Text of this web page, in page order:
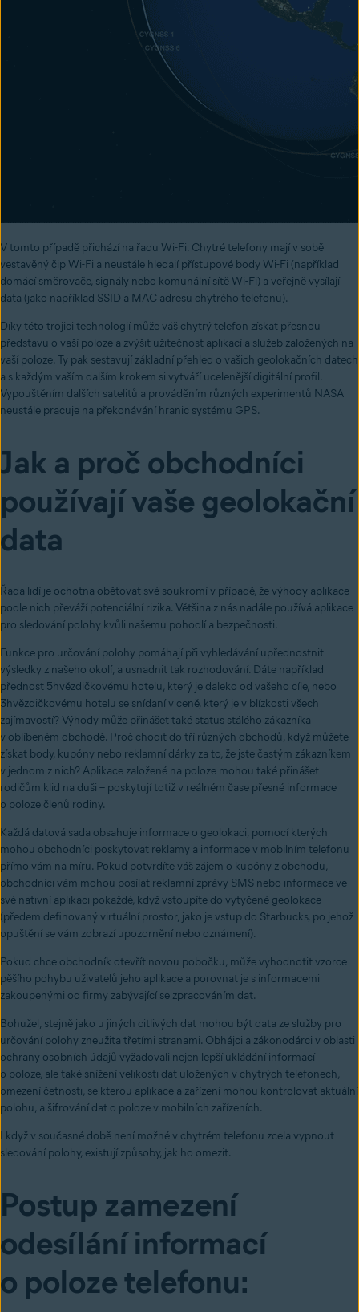
V tomto případě přichází na řadu Wi-Fi. Chytré telefony mají v sobě
vestavěný čip Wi-Fi a neustále hledají přístupové body Wi-Fi (například
domácí směrovače, signály nebo komunální sítě Wi-Fi) a veřejně vysílají
data (jako například SSID a MAC adresu chytrého telefonu).
Díky této trojici technologií může váš chytrý telefon získat přesnou
představu o vaší poloze a zvýšit užitečnost aplikací a služeb založených na
vaší poloze. Ty pak sestavují základní přehled o vašich geolokačních datech
a s každým vaším dalším krokem si vytváří ucelenější digitální profil.
Vypouštěním dalších satelitů a prováděním různých experimentů NASA
neustále pracuje na překonávání hranic systému GPS.
Jak a proč obchodníci
používají vaše geolokační
data
Řada lidí je ochotna obětovat své soukromí v případě, že výhody aplikace
podle nich převáží potenciální rizika. Většina z nás nadále používá aplikace
pro sledování polohy kvůli našemu pohodlí a bezpečnosti.
Funkce pro určování polohy pomáhají při vyhledávání upřednostnit
výsledky z našeho okolí, a usnadnit tak rozhodování. Dáte například
přednost 5hvězdičkovému hotelu, který je daleko od vašeho cíle, nebo
3hvězdičkovému hotelu se snídaní v ceně, který je v blízkosti všech
zajímavostí? Výhody může přinášet také status stálého zákazníka
v oblíbeném obchodě. Proč chodit do tří různých obchodů, když můžete
získat body, kupóny nebo reklamní dárky za to, že jste častým zákazníkem
v jednom z nich? Aplikace založené na poloze mohou také přinášet
rodičům klid na duši – poskytují totiž v reálném čase přesné informace
o poloze členů rodiny.
Každá datová sada obsahuje informace o geolokaci, pomocí kterých
mohou obchodníci poskytovat reklamy a informace v mobilním telefonu
přímo vám na míru. Pokud potvrdíte váš zájem o kupóny z obchodu,
obchodníci vám mohou posílat reklamní zprávy SMS nebo informace ve
své nativní aplikaci pokaždé, když vstoupíte do vytyčené geolokace
(předem definovaný virtuální prostor, jako je vstup do Starbucks, po jehož
opuštění se vám zobrazí upozornění nebo oznámení).
Pokud chce obchodník otevřít novou pobočku, může vyhodnotit vzorce
pěšího pohybu uživatelů jeho aplikace a porovnat je s informacemi
zakoupenými od firmy zabývající se zpracováním dat.
Bohužel, stejně jako u jiných citlivých dat mohou být data ze služby pro
určování polohy zneužita třetími stranami. Obhájci a zákonodárci v oblasti
ochrany osobních údajů vyžadovali nejen lepší ukládání informací
o poloze, ale také snížení velikosti dat uložených v chytrých telefonech,
omezení četnosti, se kterou aplikace a zařízení mohou kontrolovat aktuální
polohu, a šifrování dat o poloze v mobilních zařízeních.
I když v současné době není možné v chytrém telefonu zcela vypnout
sledování polohy, existují způsoby, jak ho omezit.
Postup zamezení
odesílání informací
o poloze telefonu: